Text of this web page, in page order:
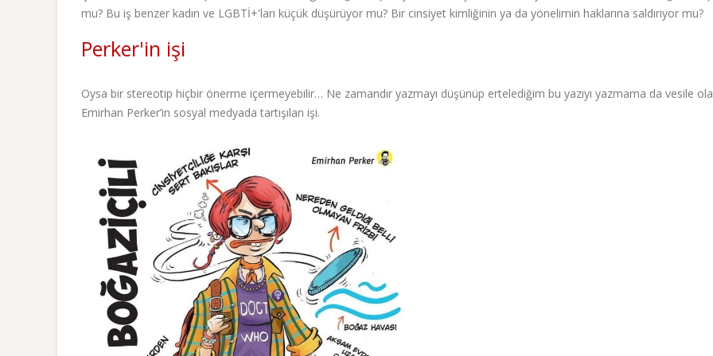
mu? Bu iş benzer kadın ve LGBTİ+'ları küçük düşürüyor mu? Bir cinsiyet kimliğinin ya da yönelimin haklarına saldırıyor mu?
Perker'in işi
Oysa bir stereotip hiçbir önerme içermeyebilir… Ne zamandır yazmayı düşünüp ertelediğim bu yazıyı yazmama da vesile
Emirhan Perker’in sosyal medyada tartışılan işi.